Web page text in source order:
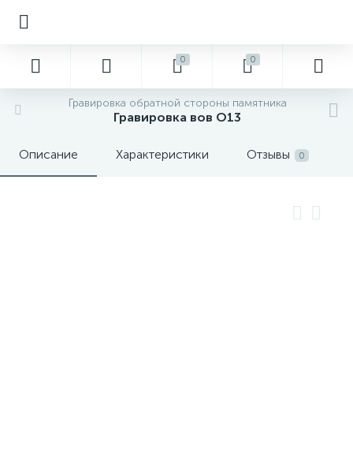
0 0
Гравировка обратной стороны памятника
Гравировка вов О13
Описание Характеристики Отзывы 0